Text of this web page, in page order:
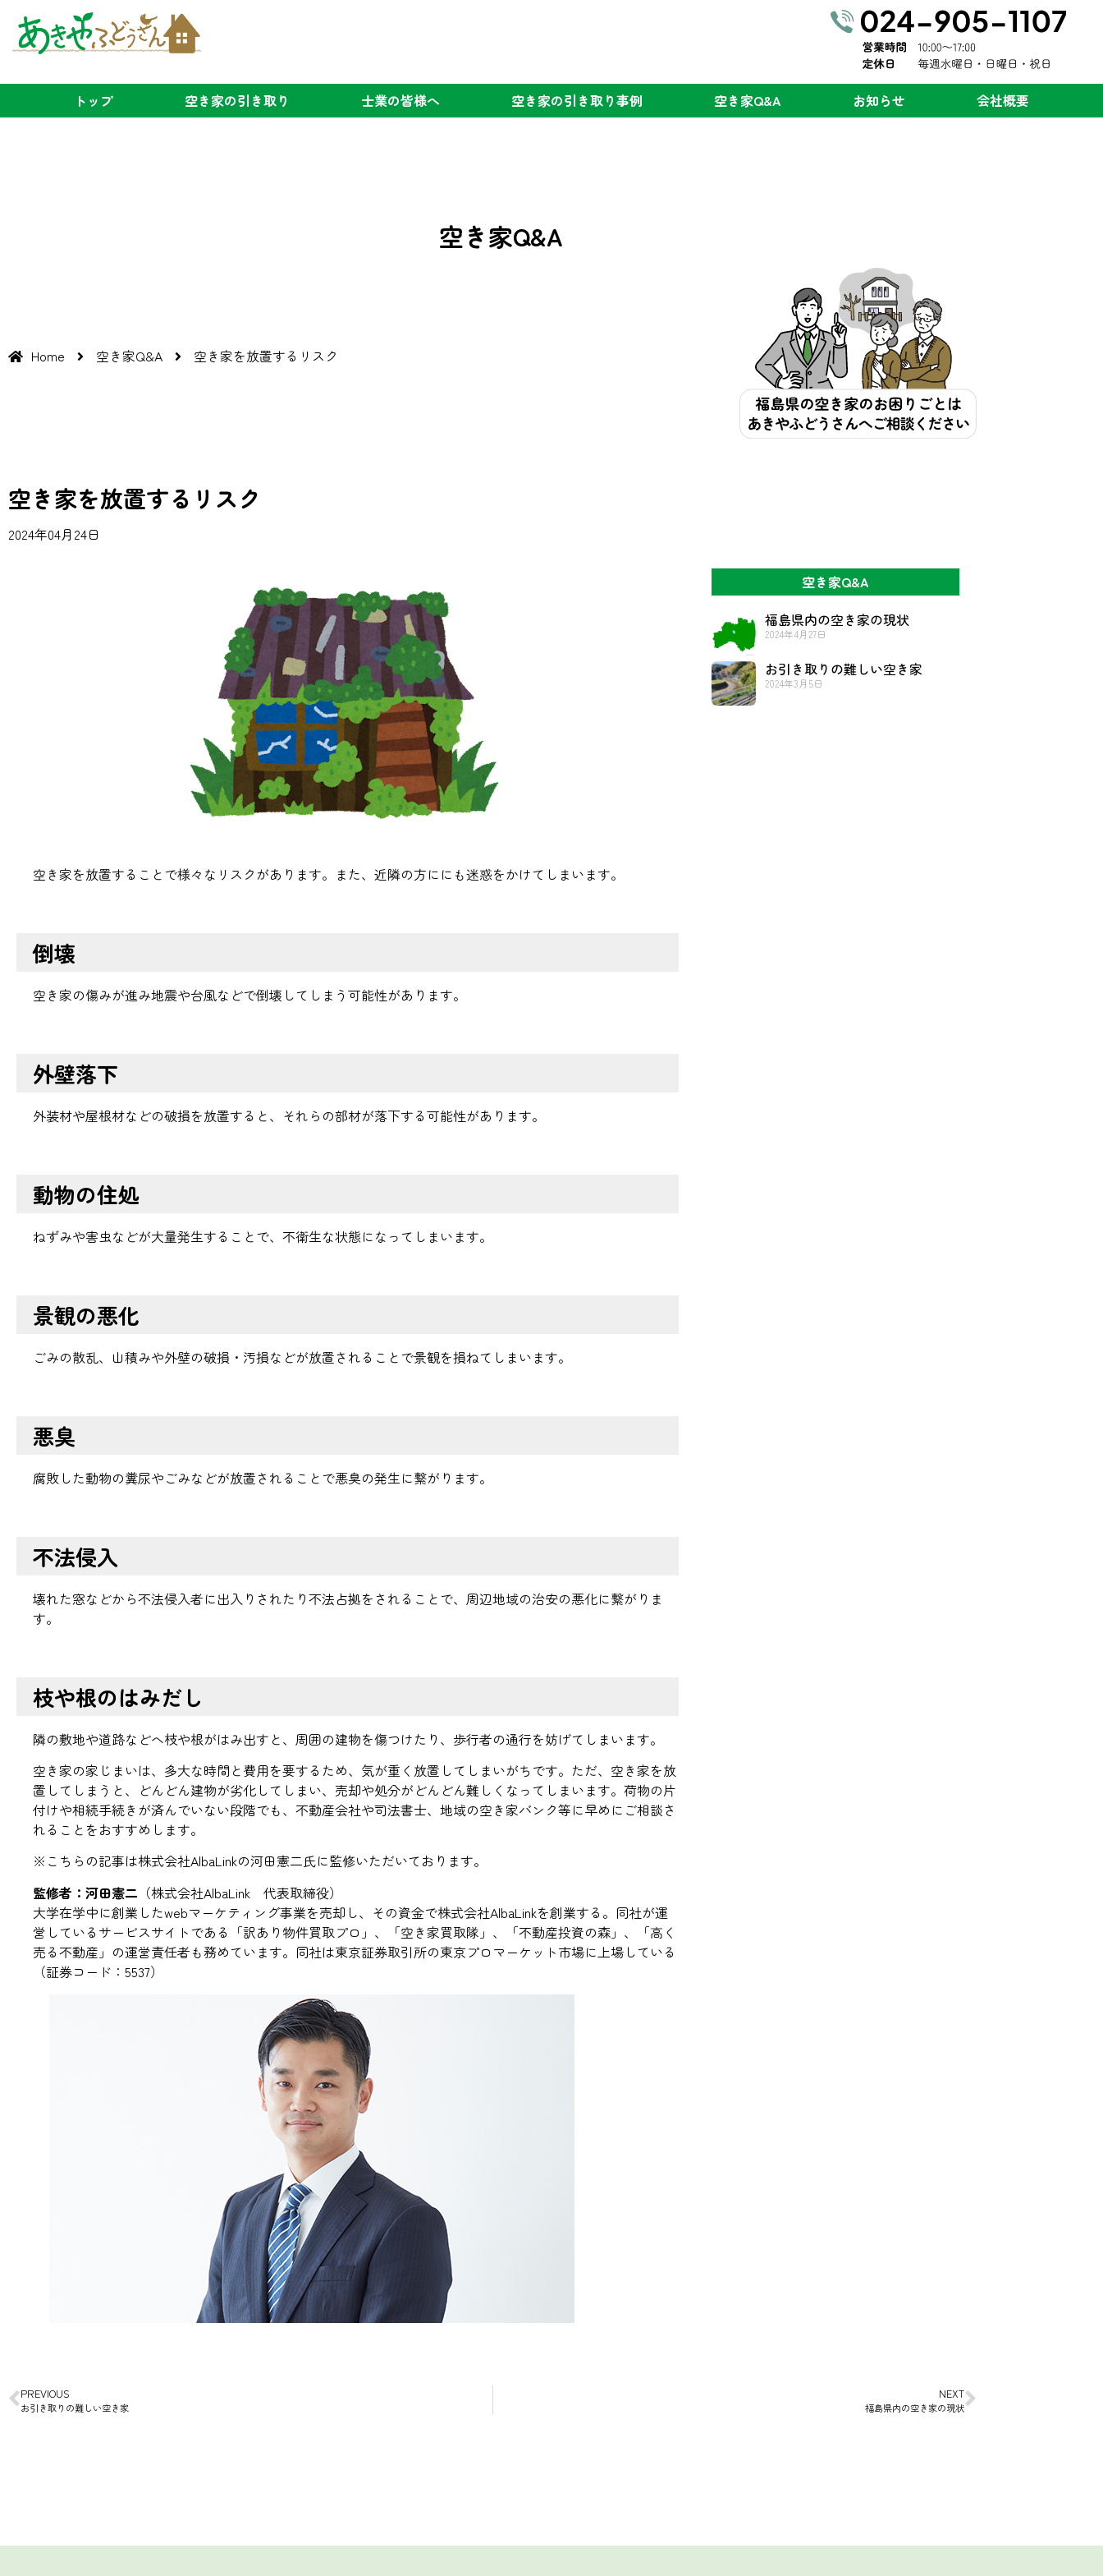
トップ 空き家の引き取り 士業の皆様へ 空き家の引き取り事例 空き家Q&A お知らせ 会社概要
空き家Q&A
Home 空き家Q&A 空き家を放置するリスク
空き家を放置するリスク
2024年04月24日
空き家を放置することで様々なリスクがあります。また、近隣の方ににも迷惑をかけてしまいます。
倒壊
空き家の傷みが進み地震や台風などで倒壊してしまう可能性があります。
外壁落下
外装材や屋根材などの破損を放置すると、それらの部材が落下する可能性があります。
動物の住処
ねずみや害虫などが大量発生することで、不衛生な状態になってしまいます。
景観の悪化
ごみの散乱、山積みや外壁の破損・汚損などが放置されることで景観を損ねてしまいます。
悪臭
腐敗した動物の糞尿やごみなどが放置されることで悪臭の発生に繋がります。
不法侵入
壊れた窓などから不法侵入者に出入りされたり不法占拠をされることで、周辺地域の治安の悪化に繋がりま
す。
枝や根のはみだし
隣の敷地や道路などへ枝や根がはみ出すと、周囲の建物を傷つけたり、歩行者の通行を妨げてしまいます。
空き家の家じまいは、多大な時間と費用を要するため、気が重く放置してしまいがちです。ただ、空き家を放
置してしまうと、どんどん建物が劣化してしまい、売却や処分がどんどん難しくなってしまいます。荷物の片
付けや相続手続きが済んでいない段階でも、不動産会社や司法書士、地域の空き家バンク等に早めにご相談さ
れることをおすすめします。
※こちらの記事は株式会社AlbaLinkの河田憲二氏に監修いただいております。
監修者：河田憲二 （株式会社AlbaLink 代表取締役）
大学在学中に創業したwebマーケティング事業を売却し、その資金で株式会社AlbaLinkを創業する。同社が運
営しているサービスサイトである「訳あり物件買取プロ 」、 「空き家買取隊 」 、「不動産投資の森」 、「高く
売る不動産」 の運営責任者も務めています。同社は東京証券取引所の東京プロマーケット市場に上場している
（証券コード：5537）
空き家Q&A
福島県内の空き家の現状
2024年4月27日
お引き取りの難しい空き家
2024年3月5日
PREVIOUS
お引き取りの難しい空き家
NEXT
福島県内の空き家の現状